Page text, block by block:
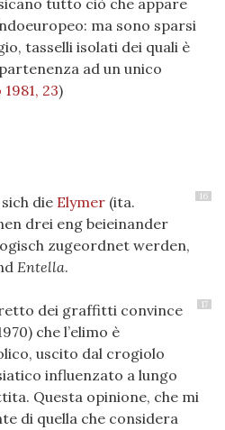
tutto ciò che appare
ma sono sparsi
tasselli isolati dei quali è
ad un unico
23)
16
die Elymer (ita.
drei eng beieinander
zugeordnet werden,
Entella.
17
dei graffitti convince
che l’elimo è
uscito dal crogiolo
influenzato a lungo
Questa opinione, che mi
di quella che considera